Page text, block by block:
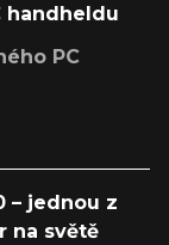
handheldu
PC
– jednou z
na světě